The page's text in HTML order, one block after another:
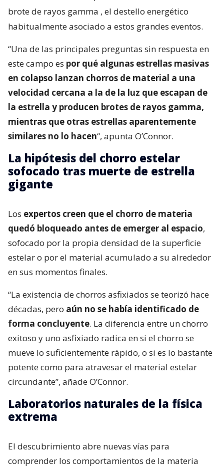
brote de rayos gamma , el destello energético
habitualmente asociado a estos grandes eventos.
“Una de las principales preguntas sin respuesta en
este campo es por qué algunas estrellas masivas
en colapso lanzan chorros de material a una
velocidad cercana a la de la luz que escapan de
la estrella y producen brotes de rayos gamma,
mientras que otras estrellas aparentemente
similares no lo hacen“, apunta O’Connor.
La hipótesis del chorro estelar
sofocado tras muerte de estrella
gigante
Los expertos creen que el chorro de materia
quedó bloqueado antes de emerger al espacio,
sofocado por la propia densidad de la superficie
estelar o por el material acumulado a su alrededor
en sus momentos finales.
“La existencia de chorros asfixiados se teorizó hace
décadas, pero aún no se había identificado de
forma concluyente. La diferencia entre un chorro
exitoso y uno asfixiado radica en si el chorro se
mueve lo suficientemente rápido, o si es lo bastante
potente como para atravesar el material estelar
circundante”, añade O’Connor.
Laboratorios naturales de la física
extrema
El descubrimiento abre nuevas vías para
comprender los comportamientos de la materia